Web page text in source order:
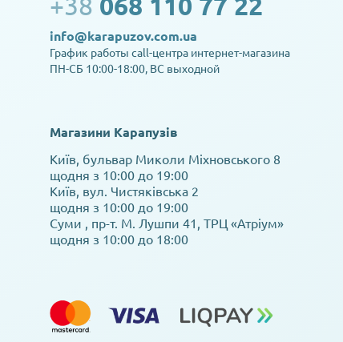
info@karapuzov.com.ua
График работы call-центра интернет-магазина
ПН-СБ 10:00-18:00, ВС выходной
Магазини Карапузів
Київ, бульвар Миколи Міхновського 8
щодня з 10:00 до 19:00
Київ, вул. Чистяківська 2
щодня з 10:00 до 19:00
Суми , пр-т. М. Лушпи 41, ТРЦ «Атріум»
щодня з 10:00 до 18:00